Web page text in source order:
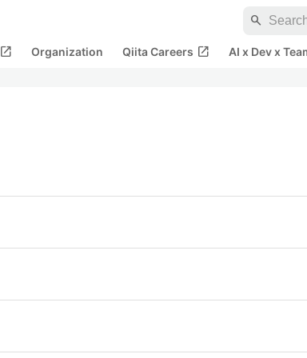
search
open_in_new Organization Qiita Careers open_in_new AI x Dev x